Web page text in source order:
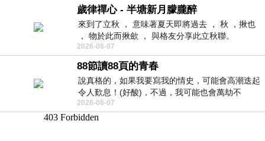
歲律禪心 - 半塘新月朦朧醉
來到了立秋 ， 意味著夏天即將過去 ， 秋 ，揪也
， 物於此而揪歛 ， 與格友分享此立秋聯。
2026-08-07
88節讀88頁的青春
說真格的，如果我要寫我的情史，可能會高潮迭起
令人歎息！(好酸)，不過，我可能也會萬劫不
復...，每天跪鍵盤還是被判了花心的罪
2026-08-07